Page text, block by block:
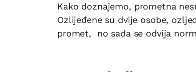
Kako doznajemo, prometna
Ozlijeđene su dvije osobe,
promet, no sada se odvija